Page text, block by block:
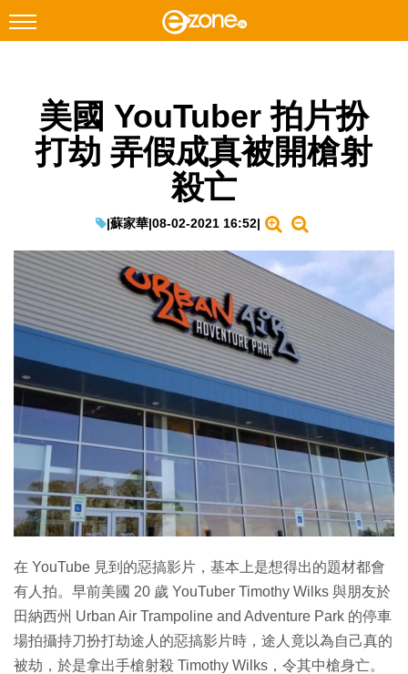
Facebook Instagram
科技焦點
教學評測
EduTech
IT Times
生成式AI與雲端應用
Enterprise Digital Transformation
特集
美國 YouTuber 拍片扮
打劫 弄假成真被開槍射
殺亡
|蘇家華|08-02-2021 16:52|
在 YouTube 見到的惡搞影片，基本上是想得出的題材都會
有人拍。早前美國 20 歲 YouTuber Timothy Wilks 與朋友於
田納西州 Urban Air Trampoline and Adventure Park 的停車
場拍攝持刀扮打劫途人的惡搞影片時，途人竟以為自己真的
被劫，於是拿出手槍射殺 Timothy Wilks，令其中槍身亡。